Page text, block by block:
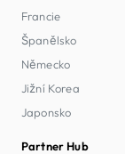
Francie
Španělsko
Německo
Jižní Korea
Japonsko
Partner Hub